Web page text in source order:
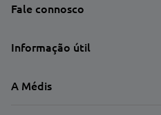
Fale connosco
Informação útil
A Médis